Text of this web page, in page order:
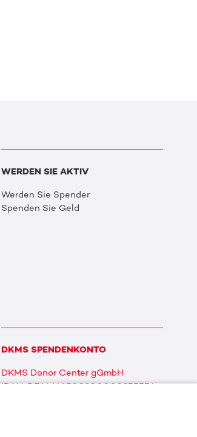
WERDEN SIE AKTIV
Werden Sie Spender
Spenden Sie Geld
DKMS SPENDENKONTO
DKMS Donor Center gGmbH
IBAN: DE64641500200000255556